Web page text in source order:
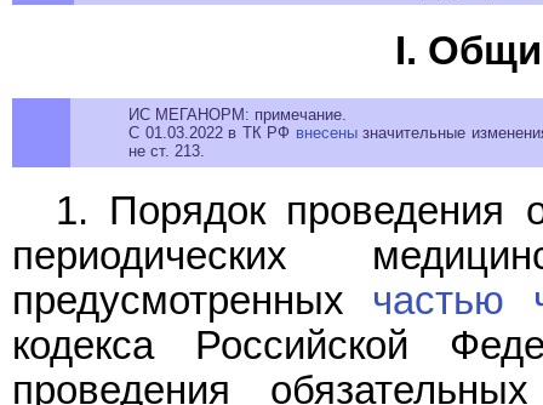
I.
ИС МЕГАНОРМ: примечание.
С 01.03.2022 в ТК РФ внесенызначительные
не ст. 213.
1. Порядок проведения
периодических
предусмотренных частью
кодекса Российской
проведения